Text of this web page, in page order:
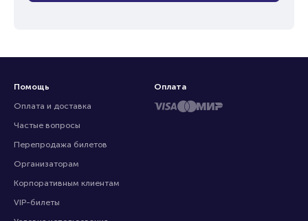
Помощь
Оплата и доставка
Частые вопросы
Перепродажа билетов
Организаторам
Корпоративным клиентам
VIP-билеты
Оплата